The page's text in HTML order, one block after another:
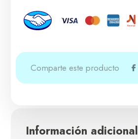
Información adicional